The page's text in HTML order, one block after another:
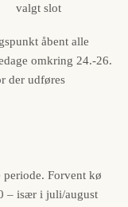
valgt slot
åbent alle
omkring 24.-26.
der udføres
Forvent kø
– især i juli/august